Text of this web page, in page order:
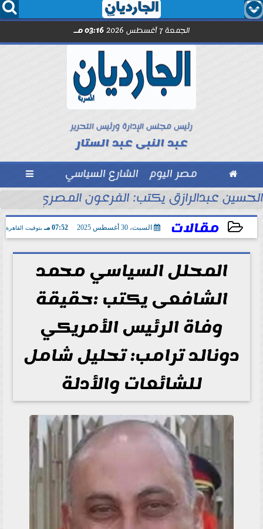
  
الجمعة 7 أغسطس 2026 03:16 مـ
رئيس مجلس الإدارة ورئيس التحرير
عبد النبى عبد الستار
 مصر اليوم الشارع السياسي 
الحسين عبدالرازق يكتب: الفرعون المصري جاهز
مقالات السبت، 30 أغسطس 2025 07:52 مـ بتوقيت القاهرة
2025-08-30 19:52:04
المحلل السياسي محمد
الشافعى يكتب :حقيقة
وفاة الرئيس الأمريكي
دونالد ترامب: تحليل شامل
للشائعات والأدلة